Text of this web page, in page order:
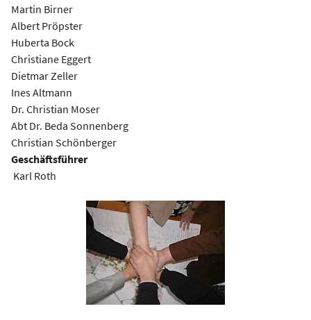
Martin Birner
Albert Pröpster
Huberta Bock
Christiane Eggert
Dietmar Zeller
Ines Altmann
Dr. Christian Moser
Abt Dr. Beda Sonnenberg
Christian Schönberger
Geschäftsführer
Karl Roth